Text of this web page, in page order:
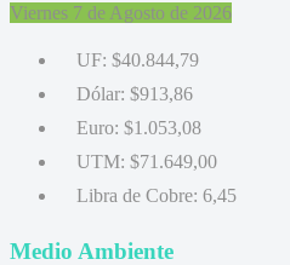
Viernes 7 de Agosto de 2026
UF: $40.844,79
Dólar: $913,86
Euro: $1.053,08
UTM: $71.649,00
Libra de Cobre: 6,45
Medio Ambiente